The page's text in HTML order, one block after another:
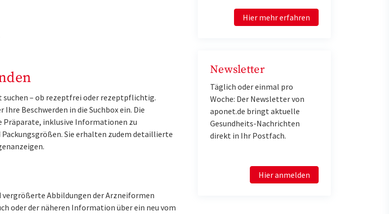
– ob rezeptfrei oder rezeptpflichtig.
Beschwerden in die Suchbox ein. Die
Präparate, inklusive Informationen zu
Sie erhalten zudem detaillierte
vergrößerte Abbildungen der Arzneiformen
oder der näheren Information über ein neu vom
Hier mehr erfahren
Newsletter
Täglich oder einmal pro
Woche: Der Newsletter von
aponet.de bringt aktuelle
Gesundheits-Nachrichten
direkt in Ihr Postfach.
Hier anmelden